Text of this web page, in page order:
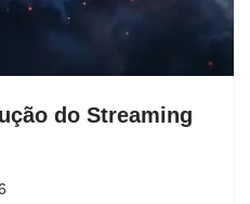
do Streaming